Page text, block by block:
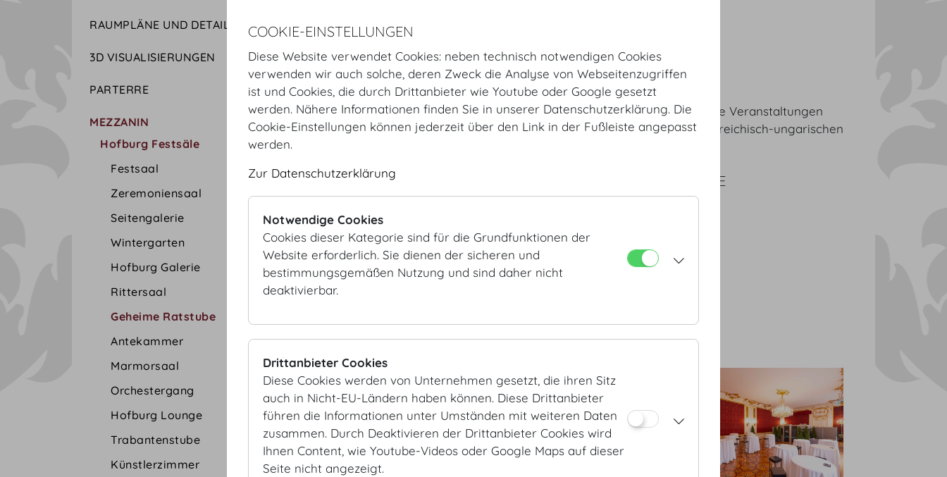
RAUMPLÄNE UND DETAILS
3D VISUALISIERUNGEN
PARTERRE
MEZZANIN
Hofburg Festsäle
Festsaal
Zeremoniensaal
Seitengalerie
Wintergarten
Hofburg Galerie
Rittersaal
Geheime Ratstube
Antekammer
Marmorsaal
Orchestergang
Hofburg Lounge
Trabantenstube
Künstlerzimmer
Geheime Ratstube
Geheime Ratstube
Der Repräsentationsraum Seiner Majestät lässt sich für unterschiedliche Veranstaltungen
und Aktivitäten adaptieren. Kaiser Franz Joseph I. pflegte hier die österreichisch-ungarischen
DETAILS
Klassenzimmer: 84 pax
Bankett: 120 Pax
Höhe5.1 m/ft
Fläche
PLÄNE
KONTAKT
COOKIE-EINSTELLUNGEN
Diese Website verwendet Cookies: neben technisch notwendigen Cookies
verwenden wir auch solche, deren Zweck die Analyse von Webseitenzugriffen
ist und Cookies, die durch Drittanbieter wie Youtube oder Google gesetzt
werden. Nähere Informationen finden Sie in unserer Datenschutzerklärung. Die
Cookie-Einstellungen können jederzeit über den Link in der Fußleiste angepasst
werden.
Zur Datenschutzerklärung
Notwendige Cookies
Cookies dieser Kategorie sind für die Grundfunktionen der
Website erforderlich. Sie dienen der sicheren und
bestimmungsgemäßen Nutzung und sind daher nicht
deaktivierbar.
Drittanbieter Cookies
Diese Cookies werden von Unternehmen gesetzt, die ihren Sitz
auch in Nicht-EU-Ländern haben können. Diese Drittanbieter
führen die Informationen unter Umständen mit weiteren Daten
zusammen. Durch Deaktivieren der Drittanbieter Cookies wird
Ihnen Content, wie Youtube-Videos oder Google Maps auf dieser
Seite nicht angezeigt.